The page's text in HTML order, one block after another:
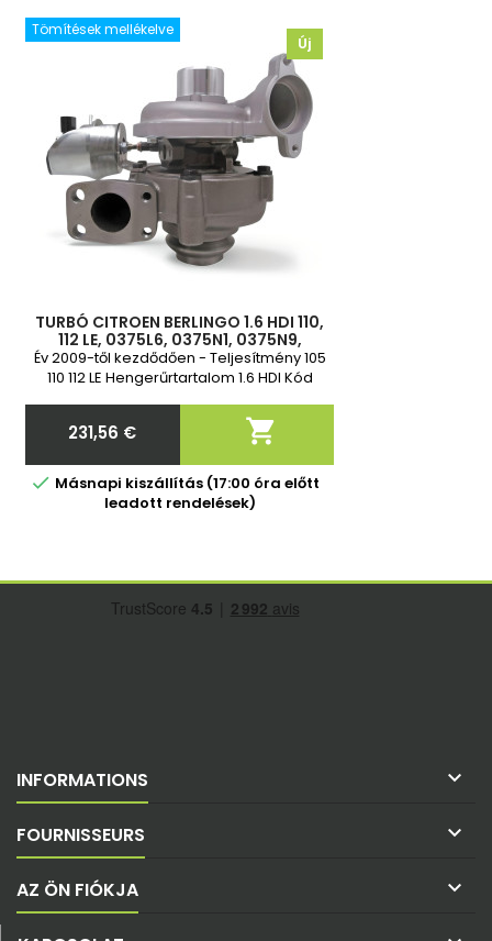
Tömítések mellékelve
Új
TURBÓ CITROEN BERLINGO 1.6 HDI 110,
112 LE, 0375L6, 0375N1, 0375N9,
0375P7, 9660493580, 9663199080,
762328-1, 762328-2
Év 2009-től kezdődően - Teljesítmény 105
110 112 LE Hengerűrtartalom 1.6 HDI Kód
Ár
231,56 € 
 Másnapi kiszállítás (17:00 óra előtt
leadott rendelések)
INFORMATIONS 
FOURNISSEURS 
AZ ÖN FIÓKJA 